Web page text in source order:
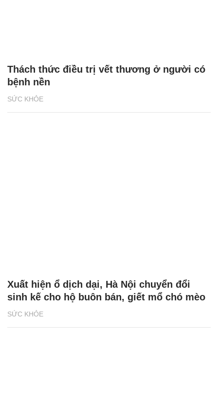
SỨC KHỎE
Thách thức điều trị vết thương ở người có
bệnh nền
SỨC KHỎE
Xuất hiện ổ dịch dại, Hà Nội chuyển đổi
sinh kế cho hộ buôn bán, giết mổ chó mèo